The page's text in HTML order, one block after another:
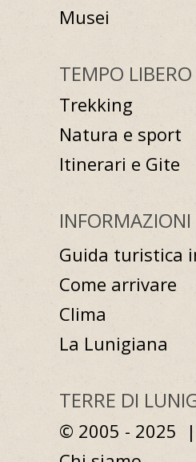
Musei
TEMPO LIBERO
Trekking
Natura e sport
Itinerari e Gite
Guida turistica
Come arrivare
Clima
La Lunigiana
TERRE DI
© 2005 - 2025 |